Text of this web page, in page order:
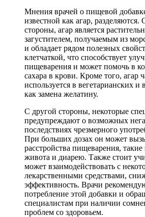
Мнения врачей о пищевой
известной как агар, разделяются.
стороны, агар является
загустителем, получаемым из
и обладает рядом полезных
клетчаткой, что способствует
пищеварения и может помочь в
сахара в крови. Кроме того, агар
используется в вегетарианских и
как замена желатину.
С другой стороны, некоторые
предупреждают о возможных
последствиях чрезмерного
При больших дозах он может
расстройства пищеварения, такие
живота и диарею. Также стоит
может взаимодействовать с
лекарственными средствами,
эффективность. Врачи
потребление этой добавки и
специалистам при наличии
проблем со здоровьем.